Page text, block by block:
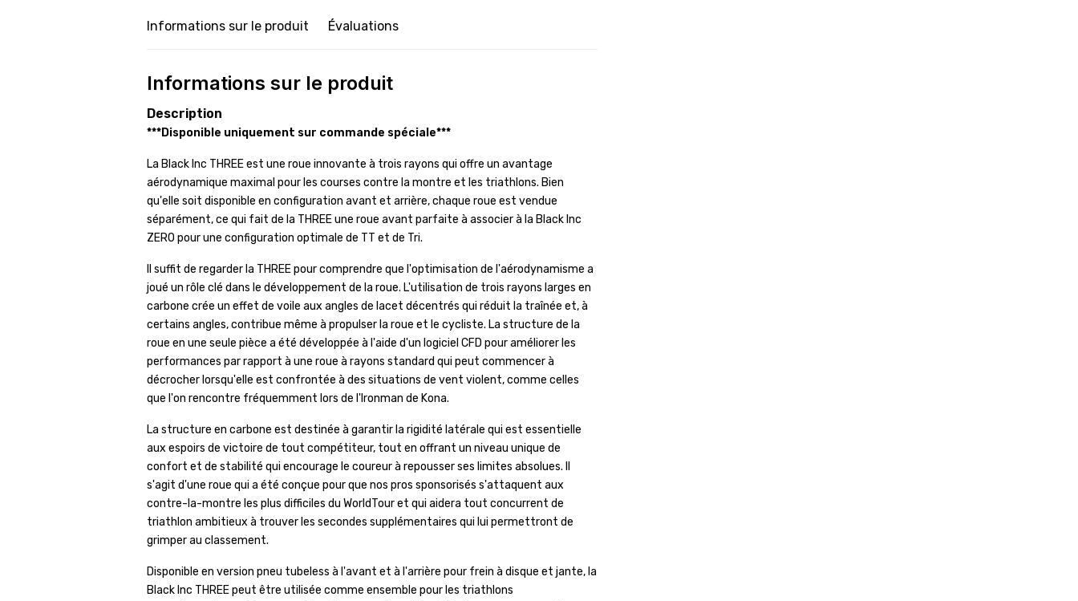
Informations sur le produit Évaluations
Informations sur le produit
Description
***Disponible uniquement sur commande spéciale***
La Black Inc THREE est une roue innovante à trois rayons qui offre un avantage
aérodynamique maximal pour les courses contre la montre et les triathlons. Bien
qu'elle soit disponible en configuration avant et arrière, chaque roue est vendue
séparément, ce qui fait de la THREE une roue avant parfaite à associer à la Black Inc
ZERO pour une configuration optimale de TT et de Tri.
Il suffit de regarder la THREE pour comprendre que l'optimisation de l'aérodynamisme a
joué un rôle clé dans le développement de la roue. L'utilisation de trois rayons larges en
carbone crée un effet de voile aux angles de lacet décentrés qui réduit la traînée et, à
certains angles, contribue même à propulser la roue et le cycliste. La structure de la
roue en une seule pièce a été développée à l'aide d'un logiciel CFD pour améliorer les
performances par rapport à une roue à rayons standard qui peut commencer à
décrocher lorsqu'elle est confrontée à des situations de vent violent, comme celles
que l'on rencontre fréquemment lors de l'Ironman de Kona.
La structure en carbone est destinée à garantir la rigidité latérale qui est essentielle
aux espoirs de victoire de tout compétiteur, tout en offrant un niveau unique de
confort et de stabilité qui encourage le coureur à repousser ses limites absolues. Il
s'agit d'une roue qui a été conçue pour que nos pros sponsorisés s'attaquent aux
contre-la-montre les plus difficiles du WorldTour et qui aidera tout concurrent de
triathlon ambitieux à trouver les secondes supplémentaires qui lui permettront de
grimper au classement.
Disponible en version pneu tubeless à l'avant et à l'arrière pour frein à disque et jante, la
Black Inc THREE peut être utilisée comme ensemble pour les triathlons